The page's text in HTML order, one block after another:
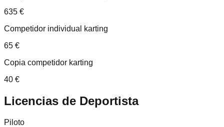
635 €
Competidor individual karting
65 €
Copia competidor karting
40 €
Licencias de Deportista
Piloto